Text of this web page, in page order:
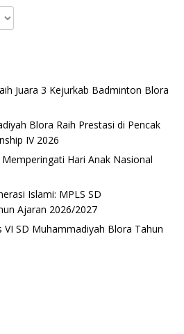
Juara 3 Kejurkab Badminton Blora
Blora Raih Prestasi di Pencak
IV 2026
Hari Anak Nasional
Islami: MPLS SD
Ajaran 2026/2027
VI SD Muhammadiyah Blora Tahun